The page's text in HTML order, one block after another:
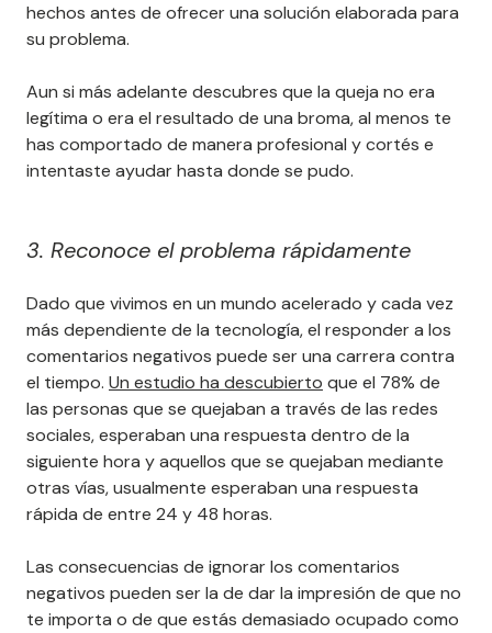
hechos antes de ofrecer una solución elaborada para
su problema.
Aun si más adelante descubres que la queja no era
legítima o era el resultado de una broma, al menos te
has comportado de manera profesional y cortés e
intentaste ayudar hasta donde se pudo.
3. Reconoce el problema rápidamente
Dado que vivimos en un mundo acelerado y cada vez
más dependiente de la tecnología, el responder a los
comentarios negativos puede ser una carrera contra
el tiempo. Un estudio ha descubierto que el 78% de
las personas que se quejaban a través de las redes
sociales, esperaban una respuesta dentro de la
siguiente hora y aquellos que se quejaban mediante
otras vías, usualmente esperaban una respuesta
rápida de entre 24 y 48 horas.
Las consecuencias de ignorar los comentarios
negativos pueden ser la de dar la impresión de que no
te importa o de que estás demasiado ocupado como